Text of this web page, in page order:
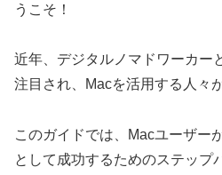
うこそ！
近年、デジタルノマドワーカー
注目され、Macを活用する人々
このガイドでは、Macユーザー
として成功するためのステップ